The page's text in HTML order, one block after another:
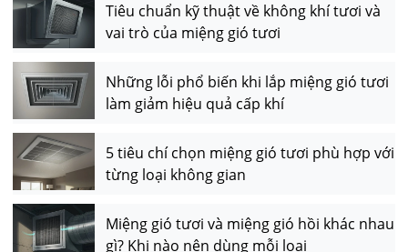
Tiêu chuẩn kỹ thuật về không khí tươi và
vai trò của miệng gió tươi
Những lỗi phổ biến khi lắp miệng gió tươi
làm giảm hiệu quả cấp khí
5 tiêu chí chọn miệng gió tươi phù hợp với
từng loại không gian
Miệng gió tươi và miệng gió hồi khác nhau
gì? Khi nào nên dùng mỗi loại